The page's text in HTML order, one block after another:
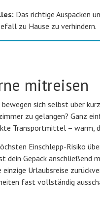
Das richtige Auspacken
zu Hause zu verhindern.
mitreisen
sich selbst über
zu gelangen? Ganz
Transportmittel – warm,
Einschlepp-Risiko
dein Gepäck anschließend
Urlaubsreise
fast vollständig